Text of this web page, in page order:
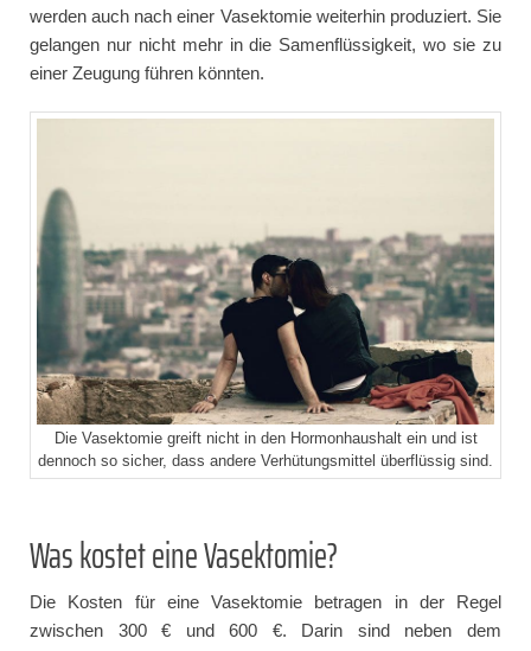
werden auch nach einer Vasektomie weiterhin produziert. Sie
gelangen nur nicht mehr in die Samenflüssigkeit, wo sie zu
einer Zeugung führen könnten.
Die Vasektomie greift nicht in den Hormonhaushalt ein und ist
dennoch so sicher, dass andere Verhütungsmittel überflüssig sind.
Was kostet eine Vasektomie?
Die Kosten für eine Vasektomie betragen in der Regel
zwischen 300 € und 600 €. Darin sind neben dem